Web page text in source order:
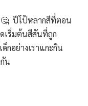
🤔 ปีโป้หลากสีที่ตอน
เริ่มต้นสีสันที่ถูก
กอย่างเราแกะกิน
น